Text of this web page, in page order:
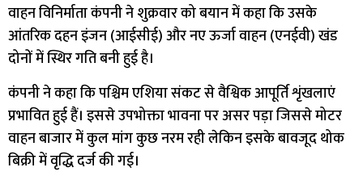
वाहन विनिर्माता कंपनी ने शुक्रवार को बयान में कहा कि उसके
आंतरिक दहन इंजन (आईसीई) और नए ऊर्जा वाहन (एनईवी) खंड
दोनों में स्थिर गति बनी हुई है।
कंपनी ने कहा कि पश्चिम एशिया संकट से वैश्विक आपूर्ति शृंखलाएं
प्रभावित हुई हैं। इससे उपभोक्ता भावना पर असर पड़ा जिससे मोटर
वाहन बाजार में कुल मांग कुछ नरम रही लेकिन इसके बावजूद थोक
बिक्री में वृद्धि दर्ज की गई।